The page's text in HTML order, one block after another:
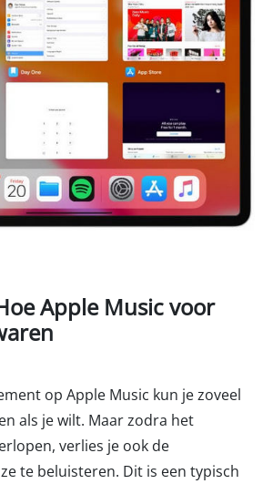
Apple Music voor
op Apple Music kun je zoveel
als je wilt. Maar zodra het
verlies je ook de
te beluisteren. Dit is een typisch